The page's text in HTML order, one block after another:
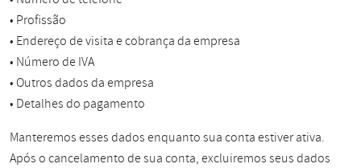
• Profissão
• Endereço de visita e cobrança da empresa
• Número de IVA
• Outros dados da empresa
• Detalhes do pagamento
Manteremos esses dados enquanto sua conta estiver ativa.
Após o cancelamento de sua conta, excluiremos seus dados